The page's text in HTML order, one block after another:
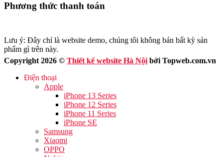
Phương thức thanh toán
Lưu ý: Đây chỉ là website demo, chúng tôi không bán bất kỳ sản
phẩm gì trên này.
Copyright 2026 © Thiết kế website Hà Nội bởi Topweb.com.vn
Điện thoại
Apple
iPhone 13 Series
iPhone 12 Series
iPhone 11 Series
iPhone SE
Samsung
Xiaomi
OPPO